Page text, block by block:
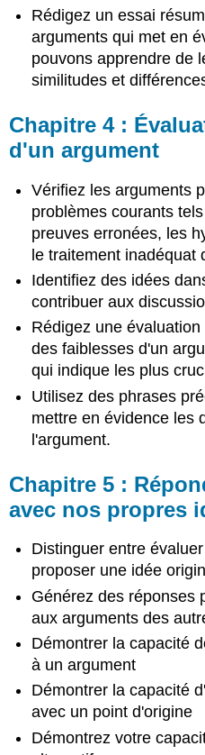
argument
fondé
sur
la
recherche
8 :
Comment
les
font
appel
à
l'émotion
(Pathos)
Chapitre
9 :
Comment
les
arguments
établissent
la
confiance
la
(Ethos)
Chapitre
Rédaction
d'une
analyse
d'arguments
Chapitre
11 :
Le
processus
d'écriture
Chapitre
12 :
Organisation
Rédigez un essai
arguments qui met en
pouvons apprendre de
similitudes et
Chapitre 4 :
d'un argument
Vérifiez les arguments
problèmes courants
preuves erronées, les
le traitement inadéquat
Identifiez des idées
contribuer aux
Rédigez une
des faiblesses d'un
qui indique les plus
Utilisez des phrases
mettre en évidence les
l'argument.
Chapitre 5 :
avec nos propres
Distinguer entre
proposer une idée
Générez des réponses
aux arguments des
Démontrer la capacité
à un argument
Démontrer la capacité
avec un point d'origine
Démontrez votre